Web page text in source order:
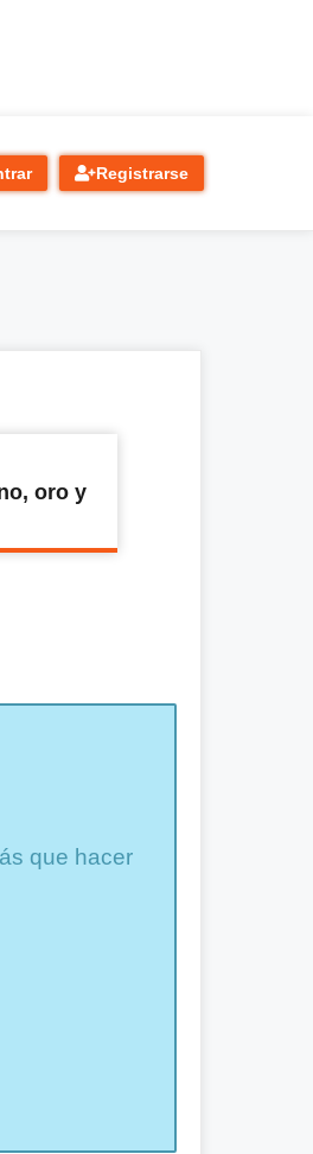
Registrarse
oro y
que hacer